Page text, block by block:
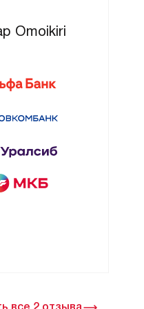
Omoikiri
все 2 отзыва